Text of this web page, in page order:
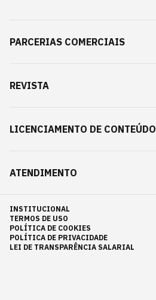
PARCERIAS COMERCIAIS
REVISTA
LICENCIAMENTO DE CONTEÚDO
ATENDIMENTO
INSTITUCIONAL
TERMOS DE USO
POLÍTICA DE COOKIES
POLÍTICA DE PRIVACIDADE
LEI DE TRANSPARÊNCIA SALARIAL